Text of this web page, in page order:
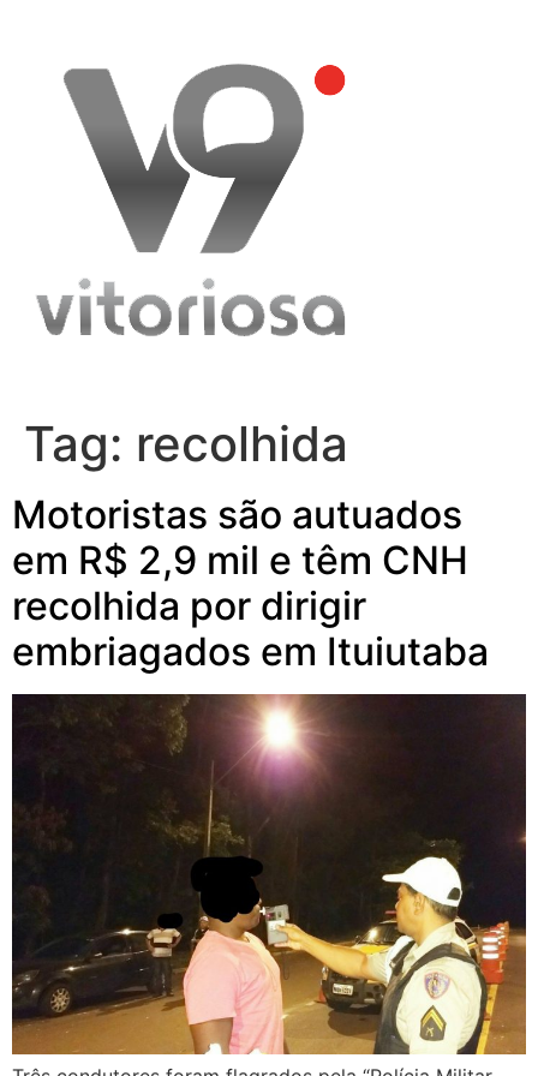
content
Tag: recolhida
Motoristas são autuados
em R$ 2,9 mil e têm CNH
recolhida por dirigir
embriagados em Ituiutaba